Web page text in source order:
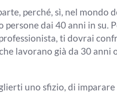
perché,sì, nel mondo
persone dai 40 anni in su.
ti dovrai
lavorano già da 30 anni
unosfizio, di